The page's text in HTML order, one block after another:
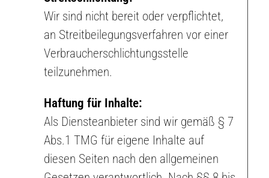
Wir sind nicht bereit oder verpflichtet,
an Streitbeilegungsverfahren vor einer
Verbraucherschlichtungsstelle
teilzunehmen.
Haftung für Inhalte:
Als Diensteanbieter sind wir gemäß § 7
Abs.1 TMG für eigene Inhalte auf
diesen Seiten nach den allgemeinen